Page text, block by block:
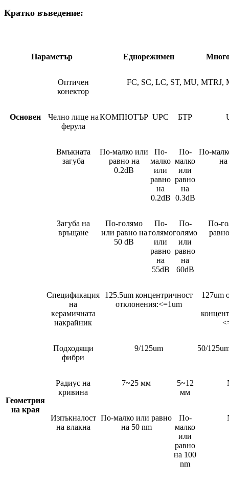
Кратко въведение:
Параметър Еднорежимен
Основен
Оптичен
конектор
FC, SC, LC, ST, MU, MTRJ,
Челно лице на
ферула
КОМПЮТЪР UPC БТР
Вмъкната
загуба
По-малко или
равно на
0.2dB
По-
малко
или
равно
на
0.2dB
По-
малко
или
равно
на
0.3dB
По-
Загуба на
връщане
По-голямо
или равно на
50 dB
По-
голямо
или
равно
на
55dB
По-
голямо
или
равно
на
60dB
По-
Спецификация
на
керамичната
накрайник
125.5um концентричност
отклонения:<=1um
127um
Подходящи
фибри
9/125um 50/
Геометрия
на края
Радиус на
кривина
7~25 мм
5~12
мм
Изпъкналост
на влакна
По-малко или равно
на 50 nm
По-
малко
или
равно
на 100
nm